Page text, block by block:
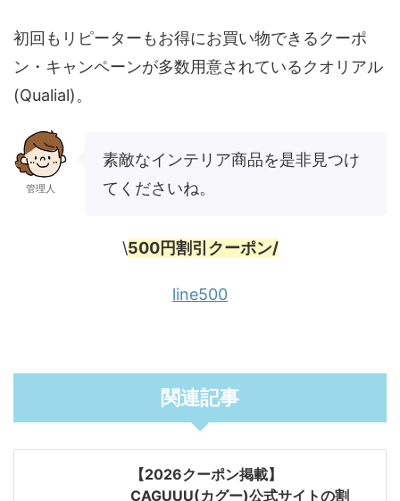
初回もリピーターもお得にお買い物できるクーポ
ン・キャンペーンが多数用意されているクオリアル
(Qualial)。
管理人
素敵なインテリア商品を是非見つけ
てくださいね。
\500円割引クーポン/
line500
関連記事
【2026クーポン掲載】
CAGUUU(カグー)公式サイトの割